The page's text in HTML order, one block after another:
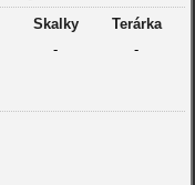
Skalky
Terárka
- -